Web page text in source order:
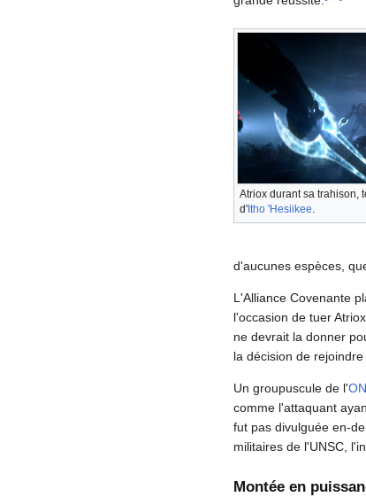
Atriox durant sa trahison,
d'Itho 'Hesiikee
d'aucunes espèces,
L'Alliance Covenante
l'occasion de tuer
ne devrait la donner
la décision de
Un groupuscule de l'
comme l'attaquant
fut pas divulguée en-
militaires de l'UNSC,
Montée en